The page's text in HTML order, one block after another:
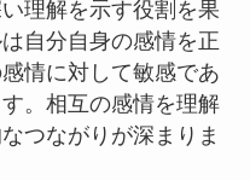
理解を示す役割を果
自分自身の感情を正
情に対して敏感であ
。相互の感情を理解
つながりが深まりま